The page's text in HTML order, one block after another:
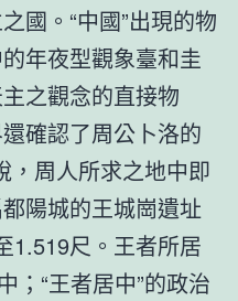
國。“中國”出現的物
年夜型觀象臺和圭
之觀念的直接物
確認了周公卜洛的
，周人所求之地中即
陽城的王城崗遺址
1.519尺。王者所居
；“王者居中”的政治